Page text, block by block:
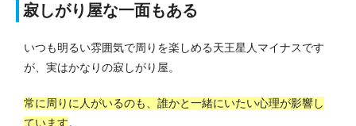
寂しがり屋な一面もある
いつも明るい雰囲気で周りを楽しめる天王星人マイナスです
が、実はかなりの寂しがり屋。
常に周りに人がいるのも、誰かと一緒にいたい心理が影響し
ています。